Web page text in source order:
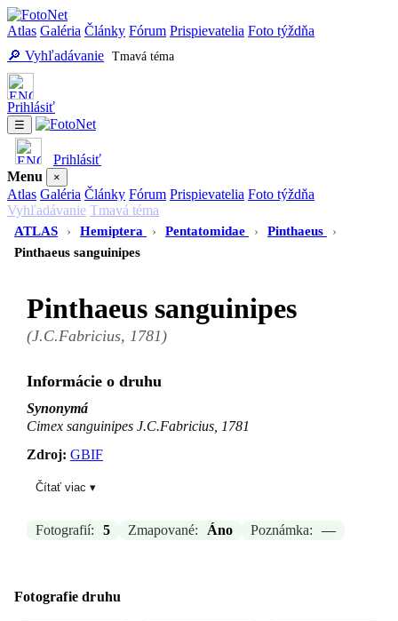
Atlas Galéria Články Fórum Prispievatelia Foto týždňa
🔎 Vyhľadávanie Tmavá téma
Prihlásiť
☰
Prihlásiť
Menu
×
Atlas Galéria Články Fórum Prispievatelia Foto týždňa
Vyhľadávanie Tmavá téma
ATLAS
› Hemiptera › Pentatomidae › Pinthaeus
›
Pinthaeus sanguinipes
Pinthaeus sanguinipes
(J.C.Fabricius, 1781)
Informácie o druhu
Synonymá
Cimex sanguinipes J.C.Fabricius, 1781
Zdroj: GBIF
Aktualizované: Laco Tábi, 29.03.2026 16:37
Čítať viac ▾
Fotografií: 5 Zmapované: Áno Poznámka: —
Fotografie druhu